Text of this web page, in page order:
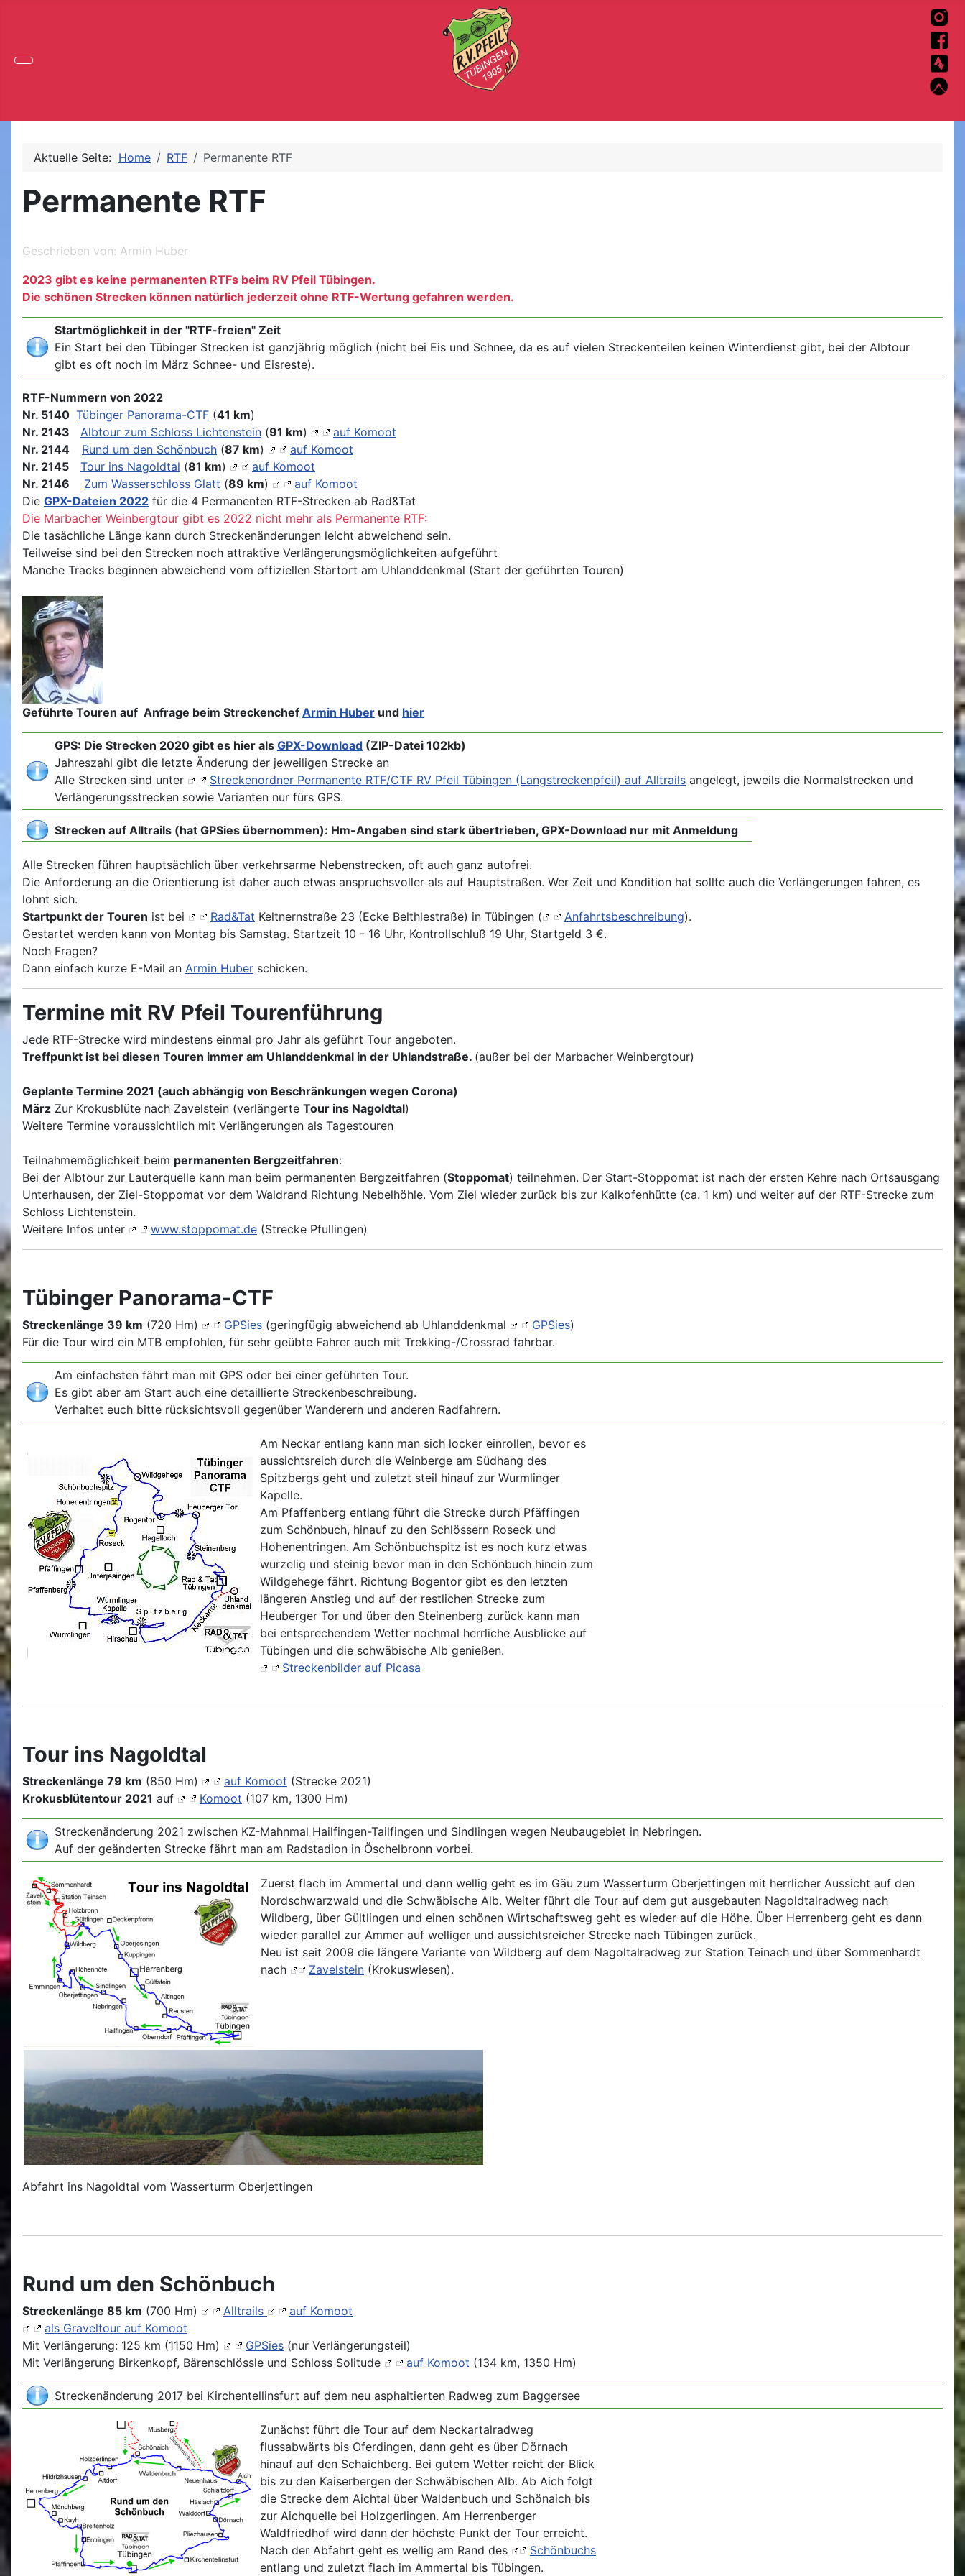
Aktuelle Seite: Home RTF Permanente RTF
Permanente RTF
Geschrieben von: Armin Huber
2023 gibt es keine permanenten RTFs beim RV Pfeil Tübingen.
Die schönen Strecken können natürlich jederzeit ohne RTF-Wertung gefahren werden.
Startmöglichkeit in der "RTF-freien" Zeit
Ein Start bei den Tübinger Strecken ist ganzjährig möglich (nicht bei Eis und Schnee, da es auf vielen Streckenteilen keinen Winterdienst gibt, bei der Albtour
gibt es oft noch im März Schnee- und Eisreste).
RTF-Nummern von 2022
Nr. 5140 Tübinger Panorama-CTF (41 km)
Nr. 2143
Albtour zum Schloss Lichtenstein (91 km)
auf Komoot
Nr. 2144 Rund um den Schönbuch (87 km)
auf Komoot
Nr. 2145
Tour ins Nagoldtal (81 km)
auf Komoot
Nr. 2146 Zum Wasserschloss Glatt (89 km)
auf Komoot
Die GPX-Dateien 2022 für die 4 Permanenten RTF-Strecken ab Rad&Tat
Die Marbacher Weinbergtour gibt es 2022 nicht mehr als Permanente RTF:
Die tasächliche Länge kann durch Streckenänderungen leicht abweichend sein.
Teilweise sind bei den Strecken noch attraktive Verlängerungsmöglichkeiten aufgeführt
Manche Tracks beginnen abweichend vom offiziellen Startort am Uhlanddenkmal (Start der geführten Touren)
Geführte Touren auf Anfrage beim Streckenchef Armin Huber und hier
GPS: Die Strecken 2020 gibt es hier als GPX-Download (ZIP-Datei 102kb)
Jahreszahl gibt die letzte Änderung der jeweiligen Strecke an
Alle Strecken sind unter
Streckenordner Permanente RTF/CTF RV Pfeil Tübingen (Langstreckenpfeil) auf Alltrails angelegt, jeweils die Normalstrecken und
Verlängerungsstrecken sowie Varianten nur fürs GPS.
Strecken auf Alltrails (hat GPSies übernommen): Hm-Angaben sind stark übertrieben, GPX-Download nur mit Anmeldung
Alle Strecken führen hauptsächlich über verkehrsarme Nebenstrecken, oft auch ganz autofrei.
Die Anforderung an die Orientierung ist daher auch etwas anspruchsvoller als auf Hauptstraßen. Wer Zeit und Kondition hat sollte auch die Verlängerungen fahren, es
lohnt sich.
Startpunkt der Touren ist bei Rad&Tat Keltnernstraße 23 (Ecke Belthlestraße) in Tübingen ( Anfahrtsbeschreibung).
Gestartet werden kann von Montag bis Samstag. Startzeit 10 - 16 Uhr, Kontrollschluß 19 Uhr, Startgeld 3 €.
Noch Fragen?
Dann einfach kurze E-Mail an Armin Huber schicken.
Termine mit RV Pfeil Tourenführung
Jede RTF-Strecke wird mindestens einmal pro Jahr als geführt Tour angeboten.
Treffpunkt ist bei diesen Touren immer am Uhlanddenkmal in der Uhlandstraße. (außer bei der Marbacher Weinbergtour)
Geplante Termine 2021 (auch abhängig von Beschränkungen wegen Corona)
März Zur Krokusblüte nach Zavelstein (verlängerte Tour ins Nagoldtal)
Weitere Termine voraussichtlich mit Verlängerungen als Tagestouren
Teilnahmemöglichkeit beim permanenten Bergzeitfahren:
Bei der Albtour zur Lauterquelle kann man beim permanenten Bergzeitfahren (Stoppomat) teilnehmen. Der Start-Stoppomat ist nach der ersten Kehre nach Ortsausgang
Unterhausen, der Ziel-Stoppomat vor dem Waldrand Richtung Nebelhöhle. Vom Ziel wieder zurück bis zur Kalkofenhütte (ca. 1 km) und weiter auf der RTF-Strecke zum
Schloss Lichtenstein.
Weitere Infos unter
www.stoppomat.de (Strecke Pfullingen)
Tübinger Panorama-CTF
Streckenlänge 39 km (720 Hm) GPSies (geringfügig abweichend ab Uhlanddenkmal GPSies)
Für die Tour wird ein MTB empfohlen, für sehr geübte Fahrer auch mit Trekking-/Crossrad fahrbar.
Am einfachsten fährt man mit GPS oder bei einer geführten Tour.
Es gibt aber am Start auch eine detaillierte Streckenbeschreibung.
Verhaltet euch bitte rücksichtsvoll gegenüber Wanderern und anderen Radfahrern.
Am Neckar entlang kann man sich locker einrollen, bevor es
aussichtsreich durch die Weinberge am Südhang des
Spitzbergs geht und zuletzt steil hinauf zur Wurmlinger
Kapelle.
Am Pfaffenberg entlang führt die Strecke durch Pfäffingen
zum Schönbuch, hinauf zu den Schlössern Roseck und
Hohenentringen. Am Schönbuchspitz ist es noch kurz etwas
wurzelig und steinig bevor man in den Schönbuch hinein zum
Wildgehege fährt. Richtung Bogentor gibt es den letzten
längeren Anstieg und auf der restlichen Strecke zum
Heuberger Tor und über den Steinenberg zurück kann man
bei entsprechendem Wetter nochmal herrliche Ausblicke auf
Tübingen und die schwäbische Alb genießen.
Streckenbilder auf Picasa
Tour ins Nagoldtal
Streckenlänge 79 km (850 Hm) auf Komoot (Strecke 2021)
Krokusblütentour 2021 auf Komoot (107 km, 1300 Hm)
Streckenänderung 2021 zwischen KZ-Mahnmal Hailfingen-Tailfingen und Sindlingen wegen Neubaugebiet in Nebringen.
Auf der geänderten Strecke fährt man am Radstadion in Öschelbronn vorbei.
Zuerst flach im Ammertal und dann wellig geht es im Gäu zum Wasserturm Oberjettingen mit herrlicher Aussicht auf den
Nordschwarzwald und die Schwäbische Alb. Weiter führt die Tour auf dem gut ausgebauten Nagoldtalradweg nach
Wildberg, über Gültlingen und einen schönen Wirtschaftsweg geht es wieder auf die Höhe. Über Herrenberg geht es dann
wieder parallel zur Ammer auf welliger und aussichtsreicher Strecke nach Tübingen zurück.
Neu ist seit 2009 die längere Variante von Wildberg auf dem Nagoltalradweg zur Station Teinach und über Sommenhardt
nach
Zavelstein (Krokuswiesen).
Abfahrt ins Nagoldtal vom Wasserturm Oberjettingen
Rund um den Schönbuch
Streckenlänge 85 km (700 Hm) Alltrails
auf Komoot
als Graveltour auf Komoot
Mit Verlängerung: 125 km (1150 Hm)
GPSies (nur Verlängerungsteil)
Mit Verlängerung Birkenkopf, Bärenschlössle und Schloss Solitude
auf Komoot (134 km, 1350 Hm)
Streckenänderung 2017 bei Kirchentellinsfurt auf dem neu asphaltierten Radweg zum Baggersee
Zunächst führt die Tour auf dem Neckartalradweg
flussabwärts bis Oferdingen, dann geht es über Dörnach
hinauf auf den Schaichberg. Bei gutem Wetter reicht der Blick
bis zu den Kaiserbergen der Schwäbischen Alb. Ab Aich folgt
die Strecke dem Aichtal über Waldenbuch und Schönaich bis
zur Aichquelle bei Holzgerlingen. Am Herrenberger
Waldfriedhof wird dann der höchste Punkt der Tour erreicht.
Nach der Abfahrt geht es wellig am Rand des
Schönbuchs
entlang und zuletzt flach im Ammertal bis Tübingen.